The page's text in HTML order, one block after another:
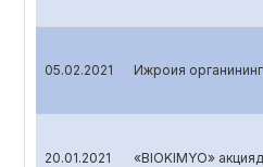
05.02.2021 Ижроия
20.01.2021 «BIOKIMYO»